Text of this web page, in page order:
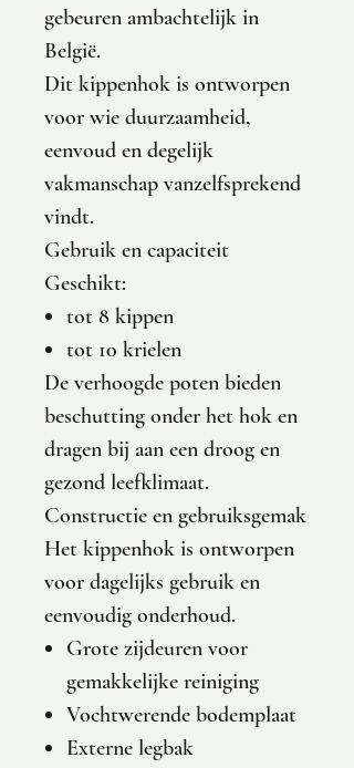
gebeuren ambachtelijk in
België.
Dit kippenhok is ontworpen
voor wie duurzaamheid,
eenvoud en degelijk
vakmanschap vanzelfsprekend
vindt.
Gebruik en capaciteit
Geschikt:
tot 8 kippen
tot 10 krielen
De verhoogde poten bieden
beschutting onder het hok en
dragen bij aan een droog en
gezond leefklimaat.
Constructie en gebruiksgemak
Het kippenhok is ontworpen
voor dagelijks gebruik en
eenvoudig onderhoud.
Grote zijdeuren voor
gemakkelijke reiniging
Vochtwerende bodemplaat
Externe legbak